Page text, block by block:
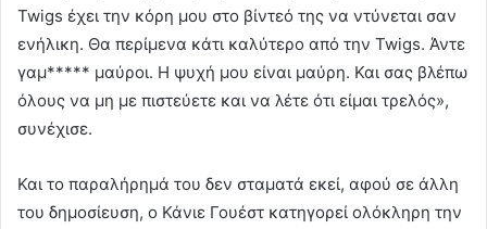
Twigs έχει την κόρη μου στο βίντεό της να ντύνεται σαν
ενήλικη. Θα περίμενα κάτι καλύτερο από την Twigs. Άντε
γαμ***** μαύροι. Η ψυχή μου είναι μαύρη. Και σας βλέπω
όλους να μη με πιστεύετε και να λέτε ότι είμαι τρελός»,
συνέχισε.
Και το παραλήρημά του δεν σταματά εκεί, αφού σε άλλη
του δημοσίευση, ο Κάνιε Γουέστ κατηγορεί ολόκληρη την